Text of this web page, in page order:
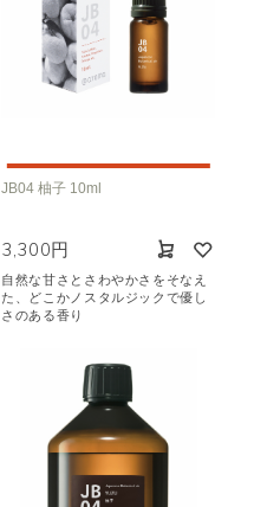
JB04 柚子 10ml
3,300円
自然な甘さとさわやかさをそなえ
た、どこかノスタルジックで優し
さのある香り